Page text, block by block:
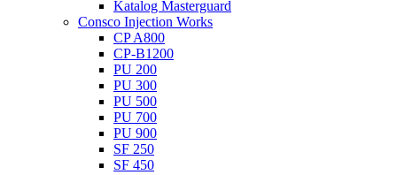
Katalog Masterguard
Consco Injection Works
CP A800
CP-B1200
PU 200
PU 300
PU 500
PU 700
PU 900
SF 250
SF 450